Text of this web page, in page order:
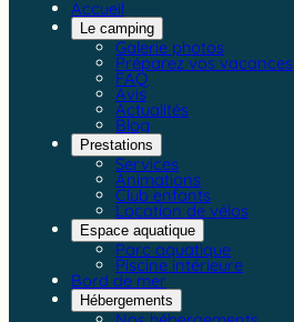
Accueil
Le camping
Galerie photos
Préparez vos vacances
FAQ
Avis
Actualités
Blog
Prestations
Services
Animations
Club enfants
Location de vélos
Espace aquatique
Parc aquatique
Piscine intérieure
Bord de mer
Hébergements